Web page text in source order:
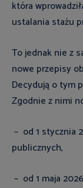
która
ustalania stażu
To jednak nie z
nowe przepisy
Decydują o tym
Zgodnie z nimi
– od 1 stycznia
publicznych,
– od 1 maja